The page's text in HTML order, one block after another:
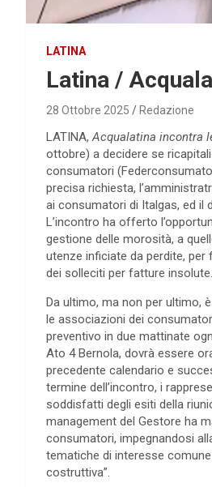
LATINA
Latina /
28 Ottobre 2025 Redazione
LATINA,Acqualatina incontra
ottobre) a decidere se
consumatori
precisa richiesta,
ai consumatori di Italgas, ed il
L’incontro ha offerto
gestione delle morosità, a
utenze inficiate da perdite, per
dei solleciti per fatture insolute.
Da ultimo, ma non per ultimo,
le associazioni dei
preventivo in due mattinate
Ato 4 Bernola, dovrà essere
precedente calendario e
termine dell’incontro, i
soddisfatti degli esiti della
management del Gestore ha
consumatori, impegnandosi
tematiche di interesse
costruttiva”.